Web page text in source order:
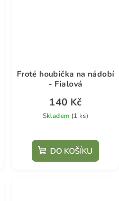
Froté houbička na nádobí
- Fialová
140 Kč
Skladem (1 ks)
DO KOŠÍKU